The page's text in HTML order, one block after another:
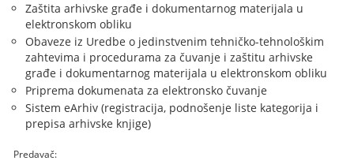
Zaštita arhivske građe i dokumentarnog materijala u
elektronskom obliku
Obaveze iz Uredbe o jedinstvenim tehničko-tehnološkim
zahtevima i procedurama za čuvanje i zaštitu arhivske
građe i dokumentarnog materijala u elektronskom obliku
Priprema dokumenata za elektronsko čuvanje
Sistem eArhiv (registracija, podnošenje liste kategorija i
prepisa arhivske knjige)
Predavač: